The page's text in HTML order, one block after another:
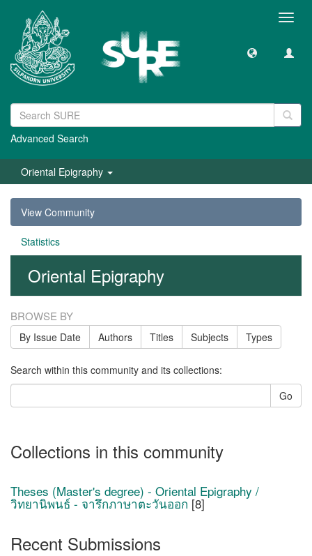
Advanced Search
Oriental Epigraphy
View Community
Statistics
Oriental Epigraphy
BROWSE BY
By Issue Date Authors Titles Subjects Types
Search within this community and its collections:
Go
Collections in this community
Theses (Master's degree) - Oriental Epigraphy /
วิทยานิพนธ์ - จารึกภาษาตะวันออก [8]
Recent Submissions